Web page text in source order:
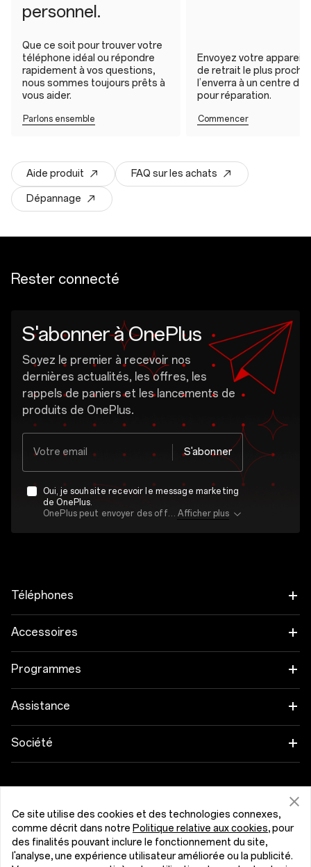
personnel.
Que ce soit pour trouver votre
téléphone idéal ou répondre
rapidement à vos questions,
nous sommes toujours prêts à
vous aider.
Parlons ensemble
Envoyez votre appareil
de retrait le plus
l’enverra à un centre de
pour réparation.
Commencer
Aide produit FAQ sur les achats
Dépannage
Rester connecté
S'abonner à OnePlus
Soyez le premier à recevoir nos
dernières actualités, les offres, les
rappels de paniers et les lancements de
produits de OnePlus.
Votre email S'abonner
Oui, je souhaite recevoir le message marketing
de OnePlus.
OnePlus peut envoyer des offres personnalisées en fonction de mon comportement d'achat et d'utilisation. Cela signifie que la publicité est mieux adaptée à mes centres d'intérêt personnels. Afficher plus
Téléphones
OnePlus 15
OnePlus 15R
OnePlus Nord 5
Accessoires
Tablette
Objets connectés
Coques & Protections
Packs
Lifestyle
Programmes
Associez vos appareils OnePlus
Programme de remise
Assistance
FAQ Shopping
Manuels d’utilisation
Société
Communauté
Red Cable Club Belgique (Français)
Ce site utilise des cookies et des technologies connexes,
comme décrit dans notre Politique relative aux cookies, pour
des finalités pouvant inclure le fonctionnement du site,
l'analyse, une expérience utilisateur améliorée ou la publicité.